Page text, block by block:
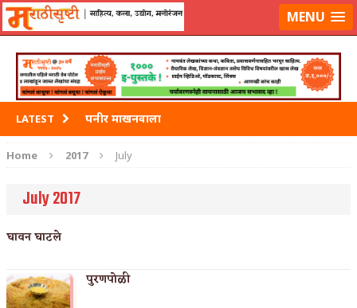
मराठीसृष्टीवर लॉग-इन करा MENU
LATEST पनीर माखनवाला
पावभाजी
Home 2017 July
July 2017
घावन घाटले
पुरणपोळी